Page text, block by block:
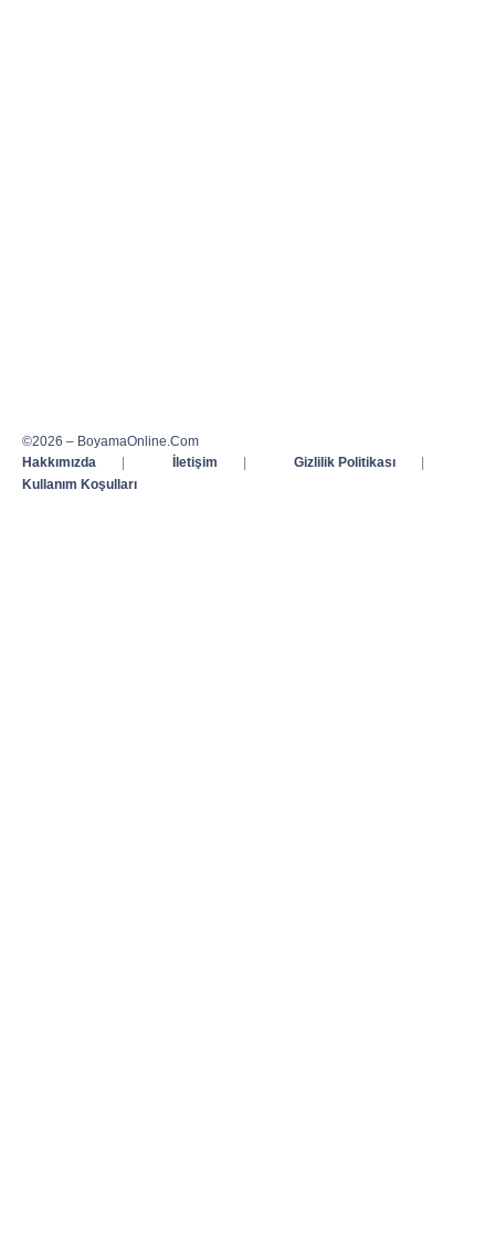
©2026 – BoyamaOnline.Com
Hakkımızda
| İletişim | Gizlilik Politikası
|
Kullanım Koşulları